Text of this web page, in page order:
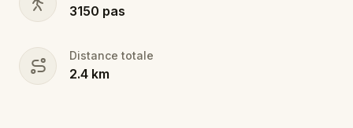
3150 pas
Distance totale
2.4 km